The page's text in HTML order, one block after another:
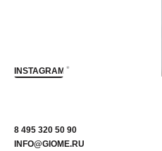
INSTAGRAM *
8 495 320 50 90
INFO@GIOME.RU